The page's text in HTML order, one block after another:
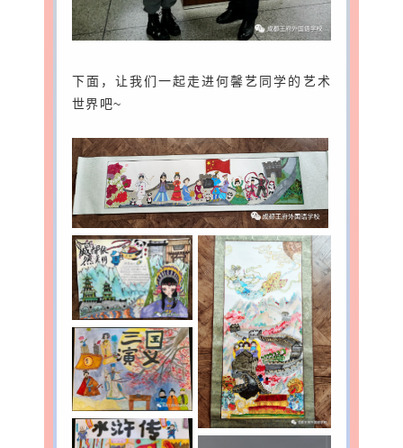
下面，让我们一起走进何馨艺同学的艺术
世界吧~